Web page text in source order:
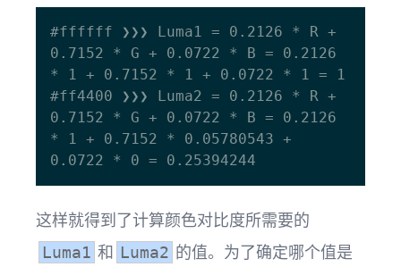
#ffffff ❯❯❯ Luma1 = 0.2126 * R +
0.7152 * G + 0.0722 * B = 0.2126
* 1 + 0.7152 * 1 + 0.0722 * 1 = 1
#ff4400 ❯❯❯ Luma2 = 0.2126 * R +
0.7152 * G + 0.0722 * B = 0.2126
* 1 + 0.7152 * 0.05780543 +
这样就得到了计算颜色对比度所需要的
Luma1 和 Luma2 的值。为了确定哪个值是